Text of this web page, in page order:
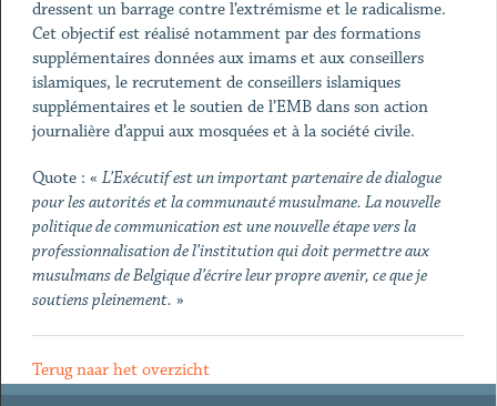
dressent un barrage contre l’extrémisme et le radicalisme.
Cet objectif est réalisé notamment par des formations
supplémentaires données aux imams et aux conseillers
islamiques, le recrutement de conseillers islamiques
supplémentaires et le soutien de l’EMB dans son action
journalière d’appui aux mosquées et à la société civile.
Quote : « L’Exécutif est un important partenaire de dialogue
pour les autorités et la communauté musulmane. La nouvelle
politique de communication est une nouvelle étape vers la
professionnalisation de l’institution qui doit permettre aux
musulmans de Belgique d’écrire leur propre avenir, ce que je
soutiens pleinement. »
Terug naar het overzicht